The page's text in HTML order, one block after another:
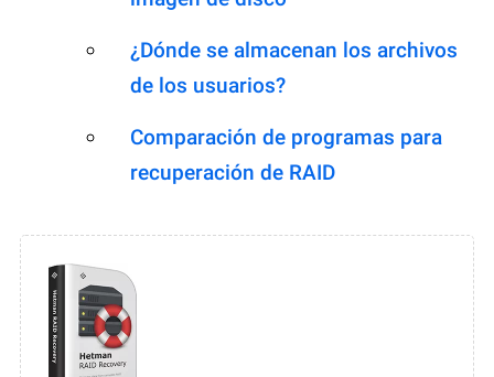
¿Dónde se almacenan los archivos
de los usuarios?
Comparación de programas para
recuperación de RAID